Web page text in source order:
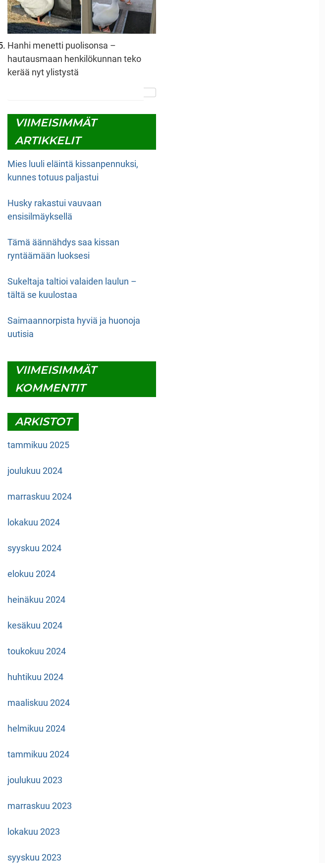
Hanhi menetti puolisonsa –
hautausmaan henkilökunnan teko
kerää nyt ylistystä
VIIMEISIMMÄT
ARTIKKELIT
Mies luuli eläintä kissanpennuksi,
kunnes totuus paljastui
Husky rakastui vauvaan
ensisilmäyksellä
Tämä äännähdys saa kissan
ryntäämään luoksesi
Sukeltaja taltioi valaiden laulun –
tältä se kuulostaa
Saimaannorpista hyviä ja huonoja
uutisia
VIIMEISIMMÄT
KOMMENTIT
ARKISTOT
tammikuu 2025
joulukuu 2024
marraskuu 2024
lokakuu 2024
syyskuu 2024
elokuu 2024
heinäkuu 2024
kesäkuu 2024
toukokuu 2024
huhtikuu 2024
maaliskuu 2024
helmikuu 2024
tammikuu 2024
joulukuu 2023
marraskuu 2023
lokakuu 2023
syyskuu 2023